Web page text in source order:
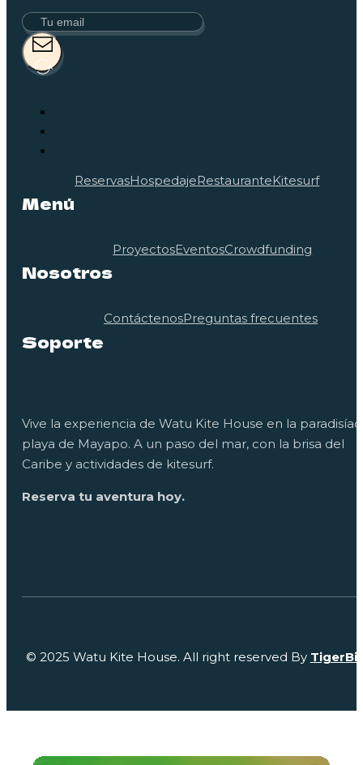
Menú
ReservasHospedajeRestauranteKitesurf
Nosotros
ProyectosEventosCrowdfunding
Soporte
ContáctenosPreguntas frecuentes
Vive la experiencia de Watu Kite House en la
playa de Mayapo. A un paso del mar, con la brisa del
Caribe y actividades de kitesurf.
Reserva tu aventura hoy.
© 2025 Watu Kite House. All right reserved By